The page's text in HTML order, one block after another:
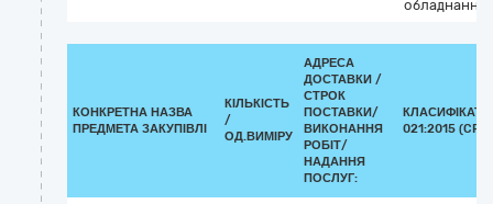
обладнання
КОНКРЕТНА НАЗВА
ПРЕДМЕТА ЗАКУПІВЛІ
КІЛЬКІСТЬ
/
ОД.ВИМІРУ
АДРЕСА
ДОСТАВКИ /
СТРОК
ПОСТАВКИ/
ВИКОНАННЯ
РОБІТ/
НАДАННЯ
ПОСЛУГ:
021:2015 (CPV)